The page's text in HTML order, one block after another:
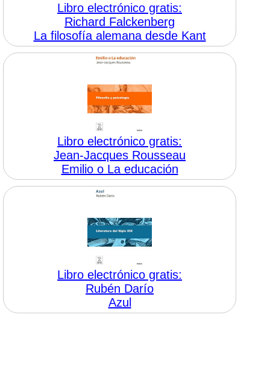
Libro electrónico gratis:
Richard Falckenberg
La filosofía alemana desde Kant
Libro electrónico gratis:
Jean-Jacques Rousseau
Emilio o La educación
Libro electrónico gratis:
Rubén Darío
Azul